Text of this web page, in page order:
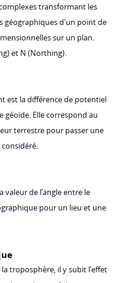
transformant les
géographiques d'un point de
sur un plan.
et N (Northing).
est la différence de potentiel
Elle correspond au
terrestre pour passer une
valeur de l’angle entre le
pour un lieu et une
troposphère, il y subit l’effet